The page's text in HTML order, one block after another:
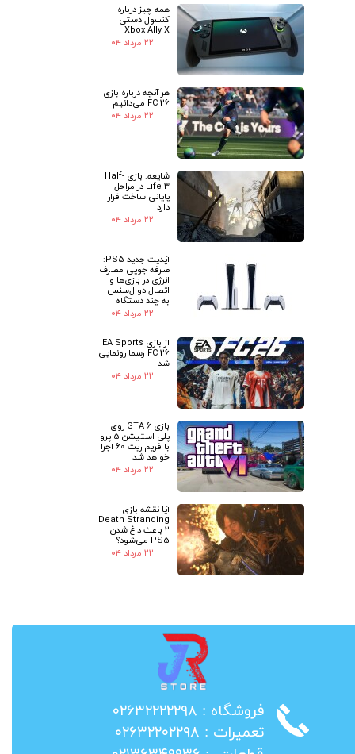
همه چیز درباره
کنسول دستی
Xbox Ally X
۲۲ مرداد ۰۴
هر آنچه درباره بازی
FC 26 می‌دانیم
۲۲ مرداد ۰۴
شایعه: بازی Half-
Life 3 در مراحل
پایانی ساخت قرار
دارد
۲۲ مرداد ۰۴
آپدیت جدید PS5:
صرفه جویی مصرف
انرژی در بازی‌ها و
اتصال دوال‌سنس
به چند دستگاه
۲۲ مرداد ۰۴
از بازی EA Sports
FC 26 رسما رونمایی
شد
۲۲ مرداد ۰۴
بازی GTA 6 روی
پلی استیشن 5 پرو
با فریم ریت 60 اجرا
خواهد شد
۲۲ مرداد ۰۴
آیا نقشه بازی
Death Stranding
2 باعث داغ شدن
PS5 می‌شود؟
۲۲ مرداد ۰۴
​فروشگاه : ۰۲۶۳۲۲۲۲۲۹۸
​تعمیرات : ۰۲۶۳۲۲۰۲۲۹۸